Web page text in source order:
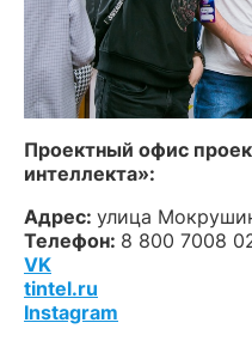
Проектный офис
интеллекта»:
Адрес: улица
Телефон: 8 800 7008
VK
tintel.ru
Instagram